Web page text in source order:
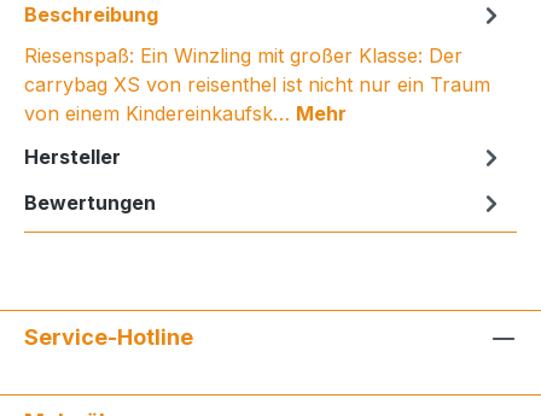
Beschreibung
Riesenspaß: Ein Winzling mit großer Klasse: Der
carrybag XS von reisenthel ist nicht nur ein Traum
von einem Kindereinkaufsk… Mehr
Hersteller
Bewertungen
Service-Hotline